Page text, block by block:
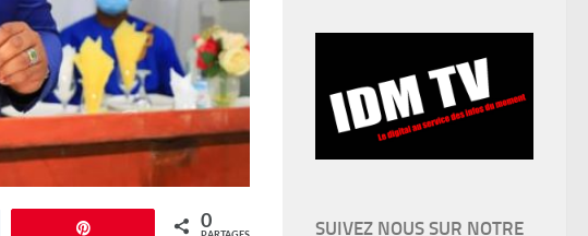
0
SUIVEZ NOUS SUR NOTRE